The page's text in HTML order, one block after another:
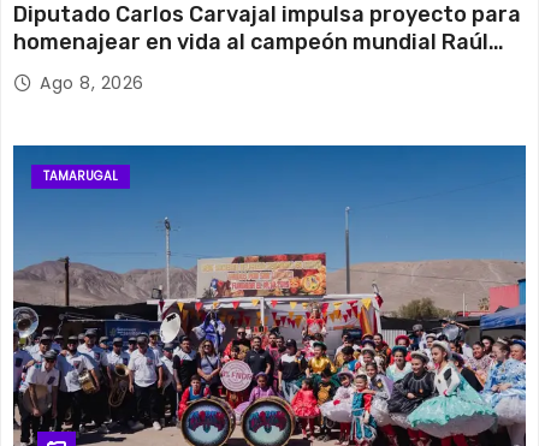
Diputado Carlos Carvajal impulsa proyecto para
homenajear en vida al campeón mundial Raúl
Choque
Ago 8, 2026
TAMARUGAL